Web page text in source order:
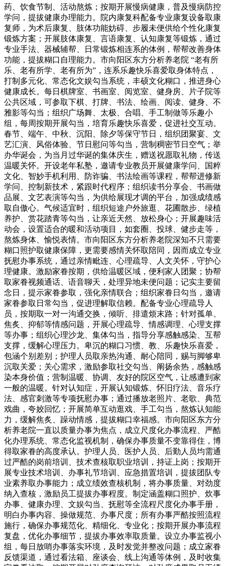
药、饮食节制、活动熬炼；按期开展慢病健康，普及慢病防控
学问，提拔健康办理能力。院内康复科配备专业康复设备取康
复师，为术后康复、肢体功能妨碍、步履未便供给个性化康复
锻炼方案；开展肢体康复、言语康复、认知康复等锻炼，通过
专业手法、器械辅帮、日常锻炼相连系的体例，帮帮改善身体
功能，提拔糊口自理能力。市向阳区东方分析养老院 “老有所
乐、老有所学、老有所为”，连系乐趣快乐喜爱取身体特点，
打制多元化、常态化文娱勾当系统，丰硕文化糊口，推进身心
健康成长。每日棋牌室、书画室、阅览室、健身房、片子院等
公共区域，可参取下棋、打牌、书法、绘画、阅读、健身、不
雅影等勾当；组织广场舞、太极、合唱、手工制做等乐趣小
组，每周按期开展勾当，培育乐趣快乐喜爱，促进社交互动。
春节、端午、中秋、沉阳、除夕等保守节日，组织团聚宴、文
艺汇演、风俗体验、节日慰问等勾当，营制稠密节日空气；举
办华诞会，为当月过华诞的集体庆生，赠送祝愿取礼物，传送
温暖关怀。开设老年私塾，邀请专业教员开展健康学问、国粹
文化、智妙手机利用、防诈骗、书法绘画等课程，帮帮进修新
学问、控制新技术，紧跟时代程序；组织读书分享会、书画做
品展、文艺表演等勾当，为供给展现才调的平台，加强成绩感
取自傲心。气候适宜时，组织短途户外旅逛、花圃散步、绿植
养护、赏花踏青等勾当，让亲近天然、放松身心；开展趣味活
动会，设置适合的暖和活动项目，如套圈、投球、健步走等，
熬炼身体、愉悦表情。市向阳区东方分析养老院深知不只需要
糊口照护取健康保障，更需要感情关怀取陪同，因而成立专业
抚慰办事系统，通过亲情毗连、心理疏导、人文关怀，守护心
理健康。激励家眷按期，供给温暖区域，便利家人团聚；协帮
取家眷视频通话、语音聊天，处理异地未便问题；记实主要留
念日，提示家眷参取，强化亲情联合；组织家眷日勾当，邀请
家眷参取日常勾当，促进理解取信赖。配备专业心理疏导人
员，按期取一对一沟通交换，倾听、排遣烦末路；针对孤单、
焦炙、抑郁等情感问题，开展心理疏导、情感调理、心理支撑
等办事；组织心理沙龙、集体勾当，指导分享感触感染、互帮
支撑，缓解心理压力。卑沉的糊口习惯、教、乐趣快乐喜爱，
包涵个别差别；护理人员取亲热沟通、耐心陪同，赐与脚够卑
沉取关爱；关心需求，激励参取社交勾当、阐扬余热，感触感
染本身价值；营制温暖、协调、友好的院区空气，让感遭到家
一般的温暖。针对认知症，开展认知锻炼、怀旧疗法、音乐疗
法、感官刺激等专项抚慰办事；通过播放老照片、老歌、典范
戏曲，夸姣回忆；开展简单互动逛戏、手工勾当，熬炼认知能
力，缓解焦炙、躁动情感，提拔糊口幸福感。市向阳区东方分
析养老院一直以质量办事为焦点，成立尺度化办事流程、严酷
化办理系统、常态化监视机制，确保办事质量不变靠得住，博
得取家眷的高度承认。护理人员、医护人员、后勤人员均需通
过严酷的岗前培训、技术查核取职业培训，持证上岗；按期开
展专业技术培训、办事礼节培训、应急措置培训，提拔团队专
业素养取办事能力；成立绩效查核机制，将办事质量、对劲度
纳入查核，激励员工提拔办事程度。制定涵盖糊口照护、炊事
办事、健康办理、文娱勾当、抚慰等全流程尺度化办事手册，
明白办事内容、操做规范、办事尺度；所有办事严酷按照流程
施行，确保办事规范化、精细化、专业化；按期开展办事流程
复盘，优化办事细节，提拔办事效率取质量。设立办事监视小
组，每日放哨办事落实环境，及时发觉并整改问题；成立家眷
反馈渠道，通过看法箱、座谈会、线上沟通等体例，及时收集